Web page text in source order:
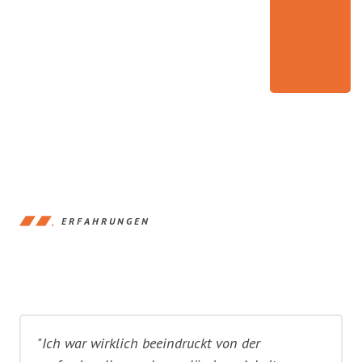
ERFAHRUNGEN
"Ich war wirklich beeindruckt von der